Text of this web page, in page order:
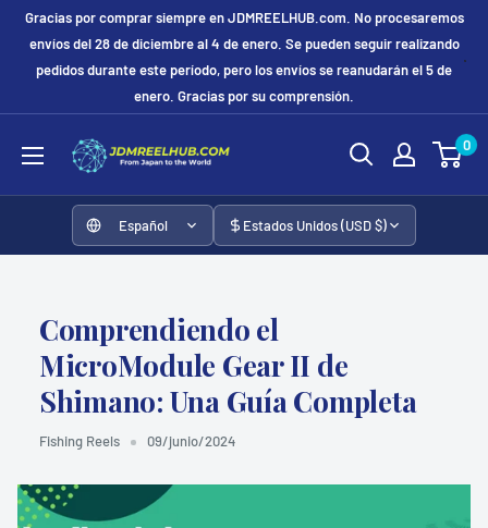
directamente
Gracias por comprar siempre en JDMREELHUB.com. No procesaremos
envíos del 28 de diciembre al 4 de enero. Se pueden seguir realizando
pedidos durante este período, pero los envíos se reanudarán el 5 de
enero. Gracias por su comprensión.
JDMREELHUB 0
Español Estados Unidos (USD $)
Comprendiendo el
MicroModule Gear II de
Shimano: Una Guía Completa
Fishing Reels 09/junio/2024